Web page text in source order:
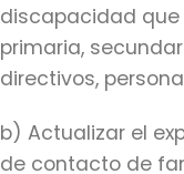
discapacidad que
primaria,
directivos,
b) Actualizar el
de contacto de